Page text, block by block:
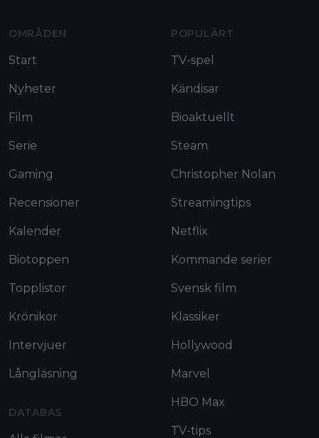
OMRÅDEN
Start
Nyheter
Film
Serie
Gaming
Recensioner
Kalender
Biotoppen
Topplistor
Krönikor
Intervjuer
Långläsning
DATABAS
POPULÄRT
TV-spel
Kändisar
Bioaktuellt
Steam
Christopher Nolan
Streamingtips
Netflix
Kommande serier
Svensk film
Klassiker
Hollywood
Marvel
HBO Max
TV-tips